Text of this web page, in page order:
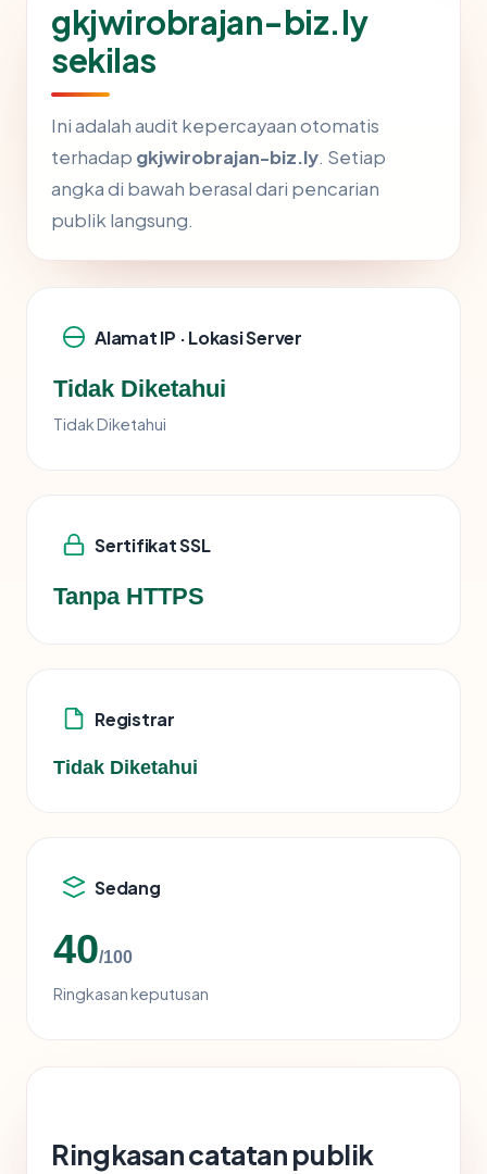
gkjwirobrajan-biz.ly
sekilas
Ini adalah audit kepercayaan otomatis
terhadap gkjwirobrajan-biz.ly. Setiap
angka di bawah berasal dari pencarian
publik langsung.
Alamat IP · Lokasi Server
Tidak Diketahui
Tidak Diketahui
Sertifikat SSL
Tanpa HTTPS
Registrar
Tidak Diketahui
Sedang
40/100
Ringkasan keputusan
Ringkasan catatan publik